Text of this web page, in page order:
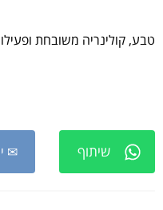
טבע, קולינריה משובחת
שיתוף ✉